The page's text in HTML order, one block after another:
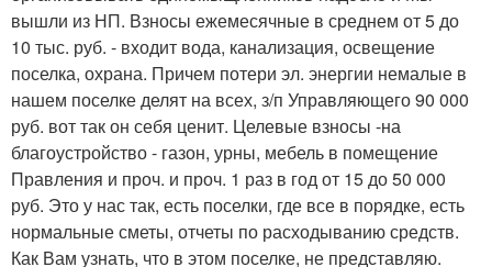
вышли из НП. Взносы ежемесячные в среднем от 5 до
10 тыс. руб. - входит вода, канализация, освещение
поселка, охрана. Причем потери эл. энергии немалые в
нашем поселке делят на всех, з/п Управляющего 90 000
руб. вот так он себя ценит. Целевые взносы -на
благоустройство - газон, урны, мебель в помещение
Правления и проч. и проч. 1 раз в год от 15 до 50 000
руб. Это у нас так, есть поселки, где все в порядке, есть
нормальные сметы, отчеты по расходыванию средств.
Как Вам узнать, что в этом поселке, не представляю.